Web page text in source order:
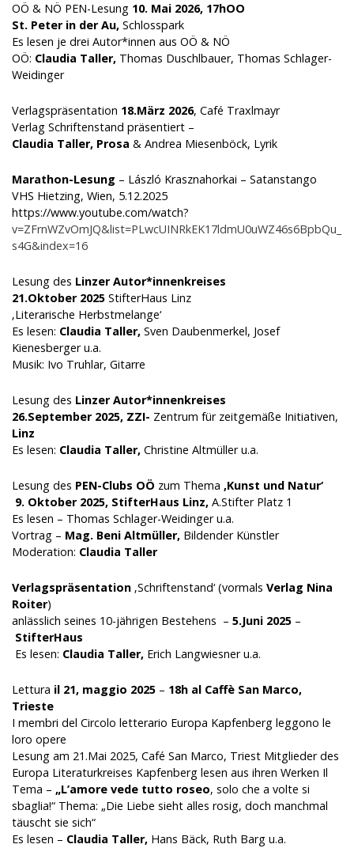
OÖ & NÖ PEN-Lesung 10. Mai 2026, 17hOO
St. Peter in der Au, Schlosspark
Es lesen je drei Autor*innen aus OÖ & NÖ
OÖ: Claudia Taller, Thomas Duschlbauer, Thomas Schlager-
Weidinger
Verlagspräsentation 18.März 2026, Café Traxlmayr
Verlag Schriftenstand präsentiert –
Claudia Taller, Prosa & Andrea Miesenböck, Lyrik
Marathon-Lesung – László Krasznahorkai – Satanstango
VHS Hietzing, Wien, 5.12.2025
https://www.youtube.com/watch?
v=ZFrnWZvOmJQ&list=PLwcUINRkEK17ldmU0uWZ46s6BpbQu_
s4G&index=16
Lesung des Linzer Autor*innenkreises
21.Oktober 2025 StifterHaus Linz
‚Literarische Herbstmelange‘
Es lesen: Claudia Taller, Sven Daubenmerkel, Josef
Kienesberger u.a.
Musik: Ivo Truhlar, Gitarre
Lesung des Linzer Autor*innenkreises
26.September 2025, ZZI- Zentrum für zeitgemäße Initiativen,
Linz
Es lesen: Claudia Taller, Christine Altmüller u.a.
Lesung des PEN-Clubs OÖ zum Thema ‚Kunst und Natur‘
9. Oktober 2025, StifterHaus Linz, A.Stifter Platz 1
Es lesen – Thomas Schlager-Weidinger u.a.
Vortrag – Mag. Beni Altmüller, Bildender Künstler
Moderation: Claudia Taller
Verlagspräsentation ‚Schriftenstand‘ (vormals Verlag Nina
Roiter)
anlässlich seines 10-jährigen Bestehens – 5.Juni 2025 –
StifterHaus
Es lesen: Claudia Taller, Erich Langwiesner u.a.
Lettura il 21, maggio 2025 – 18h al Caffè San Marco,
Trieste
I membri del Circolo letterario Europa Kapfenberg leggono le
loro opere
Lesung am 21.Mai 2025, Café San Marco, Triest Mitglieder des
Europa Literaturkreises Kapfenberg lesen aus ihren Werken Il
Tema – „L’amore vede tutto roseo, solo che a volte si
sbaglia!“ Thema: „Die Liebe sieht alles rosig, doch manchmal
täuscht sie sich“
Es lesen – Claudia Taller, Hans Bäck, Ruth Barg u.a.